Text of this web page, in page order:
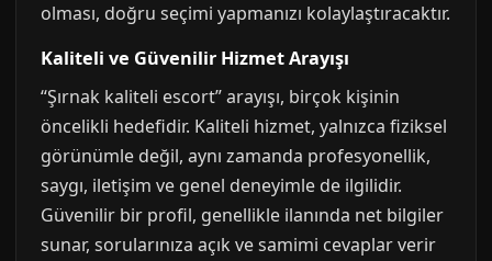
olması, doğru seçimi yapmanızı kolaylaştıracaktır.
Kaliteli ve Güvenilir Hizmet Arayışı
“Şırnak kaliteli escort” arayışı, birçok kişinin
öncelikli hedefidir. Kaliteli hizmet, yalnızca fiziksel
görünümle değil, aynı zamanda profesyonellik,
saygı, iletişim ve genel deneyimle de ilgilidir.
Güvenilir bir profil, genellikle ilanında net bilgiler
sunar, sorularınıza açık ve samimi cevaplar verir